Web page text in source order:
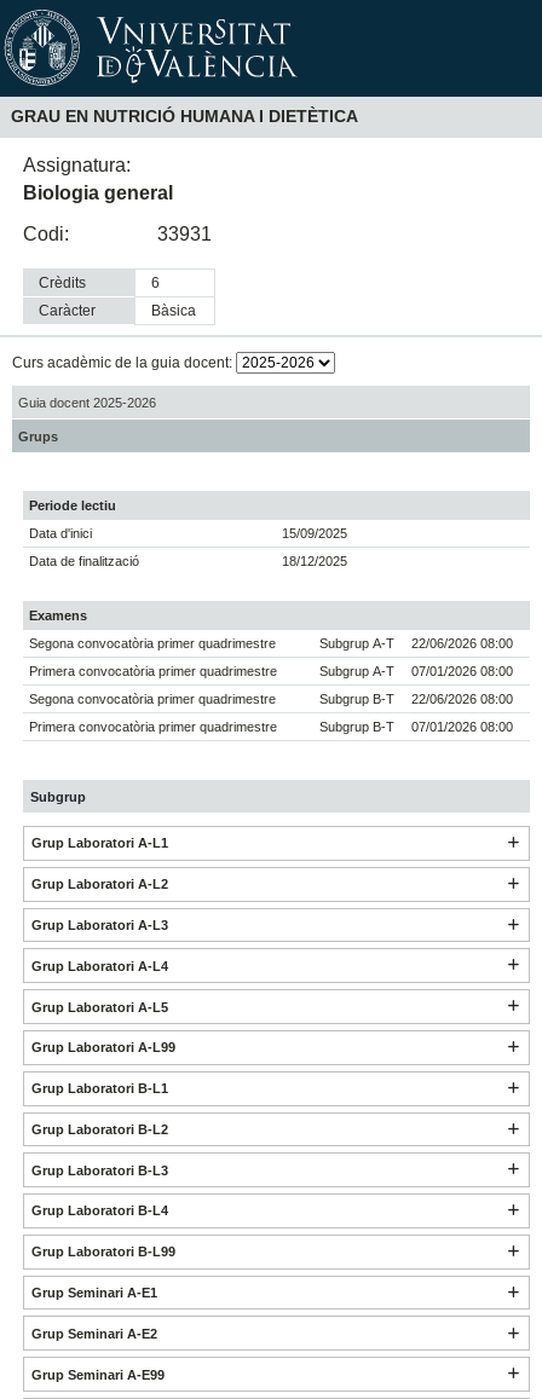
GRAU EN NUTRICIÓ HUMANA I DIETÈTICA
Assignatura:
Biologia general
Codi:
33931
Crèdits
6
Caràcter
bàsica
Curs acadèmic de la guia docent:
Guia docent 2025-2026
Grups
Periode lectiu
Data d'inici
15/09/2025
Data de finalització
18/12/2025
Examens
Segona convocatòria primer quadrimestre
Subgrup A-T
22/06/2026 08:00
Primera convocatòria primer quadrimestre
Subgrup A-T
07/01/2026 08:00
Segona convocatòria primer quadrimestre
Subgrup B-T
22/06/2026 08:00
Primera convocatòria primer quadrimestre
Subgrup B-T 07/01/2026 08:00
Subgrup
Grup Laboratori A-L1
Grup Laboratori A-L2
Grup Laboratori A-L3
Grup Laboratori A-L4
Grup Laboratori A-L5
Grup Laboratori A-L99
Grup Laboratori B-L1
Grup Laboratori B-L2
Grup Laboratori B-L3
Grup Laboratori B-L4
Grup Laboratori B-L99
Grup Seminari A-E1
Grup Seminari A-E2
Grup Seminari A-E99